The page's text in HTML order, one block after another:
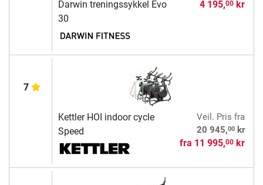
Darwin treningssykkel Evo
30
4 195,00kr
7
Kettler HOI indoor cycle
Speed
Veil. Pris fra
20 945,00kr
fra 11 995,00kr